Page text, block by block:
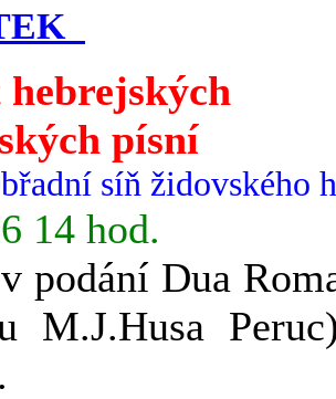
písní
síň židovského
14 hod.
podání Dua
M.J.Husa